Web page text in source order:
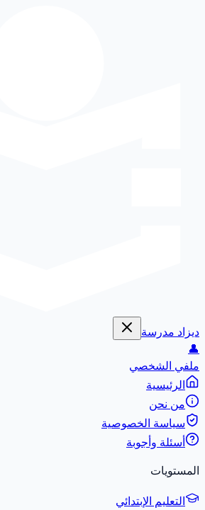
ديزاد مدرسة
👤
ملفي الشخصي
الرئيسية
من نحن
سياسة الخصوصية
أسئلة وأجوبة
المستويات
التعليم الإبتدائي